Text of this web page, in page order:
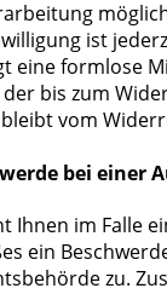
ist
eine form­lo­se
bis zum
vom
bei einer
Ihnen im Fal­le
ein
zu.